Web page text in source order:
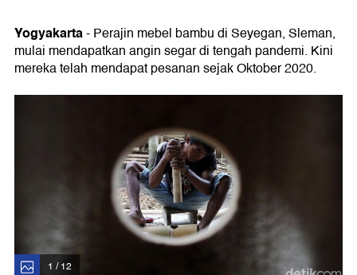
Yogyakarta- Perajin mebel bambu di Seyegan, Sleman,
mulai mendapatkan angin segar di tengah pandemi. Kini
mereka telah mendapat pesanan sejak Oktober 2020.
1 / 12